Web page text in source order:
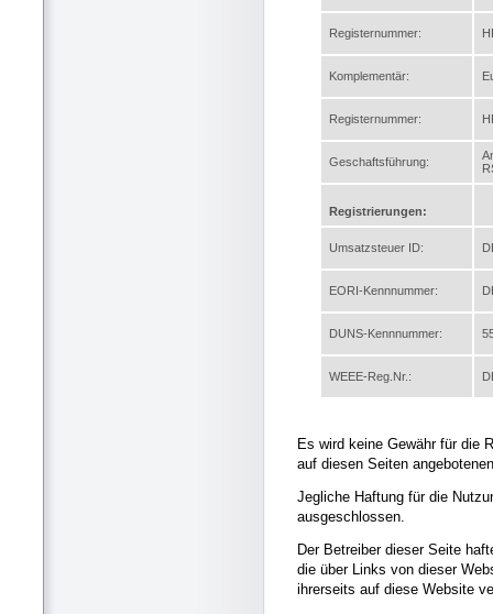
Registernummer:
Komplementär:
Registernummer:
Geschaftsführung:
Registrierungen:
Umsatzsteuer ID:
EORI-Kennnummer:
DUNS-Kennnummer:
WEEE-Reg.Nr.:
Es wird keine Gewähr für die
auf diesen Seiten
Jegliche Haftung für die
ausgeschlossen.
Der Betreiber dieser Seite
die über Links von dieser
ihrerseits auf diese Website